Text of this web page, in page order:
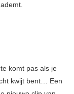
komt pas als je
kwijt bent… Een